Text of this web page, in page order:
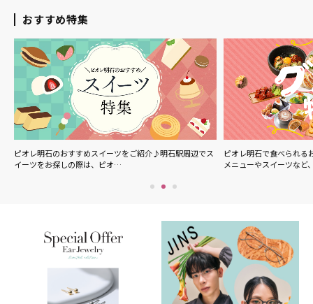
おすすめ特集
ピオレ明石のおすすめスイーツをご紹介♪明石駅周辺でス
イーツをお探しの際は、ピオ…
ピオレ明石で食べられる
メニューやスイーツなど